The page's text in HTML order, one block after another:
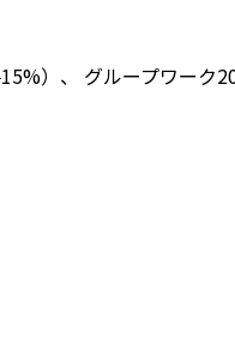
）、 グループワーク